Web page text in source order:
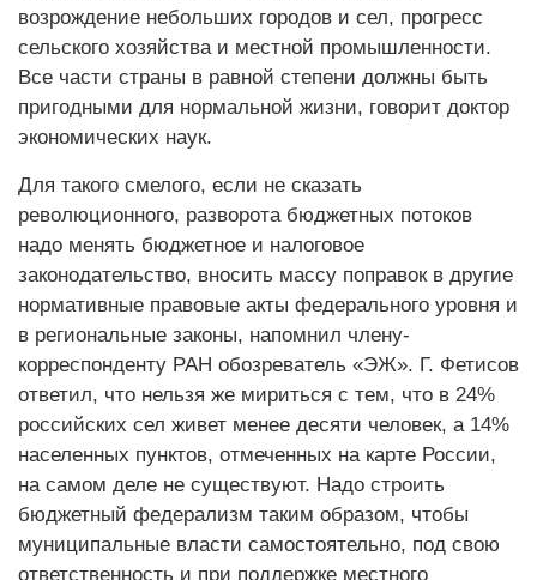
возрождение небольших городов и сел, прогресс
сельского хозяйства и местной промышленности.
Все части страны в равной степени должны быть
пригодными для нормальной жизни, говорит доктор
экономических наук.
Для такого смелого, если не сказать
революционного, разворота бюджетных потоков
надо менять бюджетное и налоговое
законодательство, вносить массу поправок в другие
нормативные правовые акты федерального уровня и
в региональные законы, напомнил члену-
корреспонденту РАН обозреватель «ЭЖ». Г. Фетисов
ответил, что нельзя же мириться с тем, что в 24%
российских сел живет менее десяти человек, а 14%
населенных пунктов, отмеченных на карте России,
на самом деле не существуют. Надо строить
бюджетный федерализм таким образом, чтобы
муниципальные власти самостоятельно, под свою
ответственность и при поддержке местного